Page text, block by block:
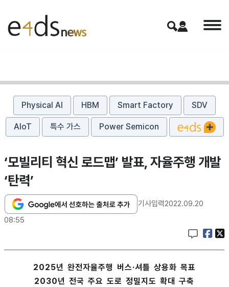
Physical AI HBM Smart Factory SDV
AIoT 특수 가스 Power Semicon
‘모빌리티 혁신 로드맵’ 발표, 자율주행 개발
‘탄력’
기사입력2022.09.20
08:55
2025년 완전자율주행 버스·셔틀 상용화 목표
2030년 전국 주요 도로 정밀지도 확대 구축